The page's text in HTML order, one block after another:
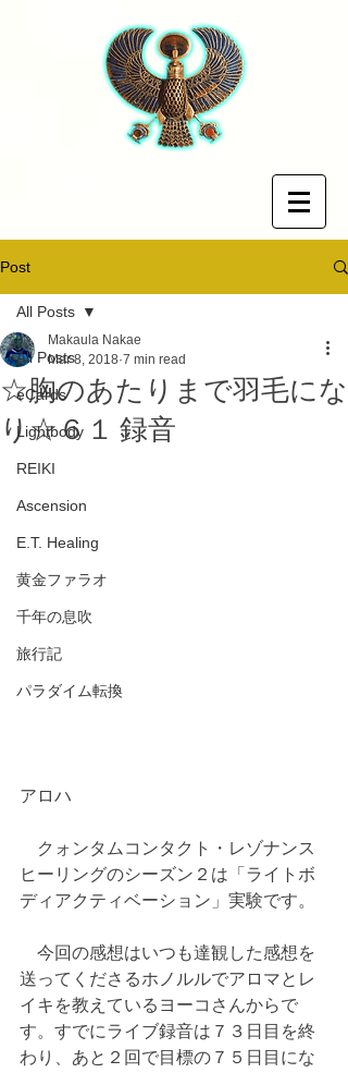
Post
All Posts
eCards
Lightbody
REIKI
Ascension
E.T. Healing
黄金ファラオ
千年の息吹
旅行記
パラダイム転換
All Posts
☆胸のあたりまで羽毛にな
り☆６１ 録音
Makaula Nakae
Mar 8, 2018 7 min read
アロハ
クォンタムコンタクト・レゾナンス
ヒーリングのシーズン２は「ライトボ
ディアクティベーション」実験です。
今回の感想はいつも達観した感想を
送ってくださるホノルルでアロマとレ
イキを教えているヨーコさんからで
す。すでにライブ録音は７３日目を終
わり、あと２回で目標の７５日目にな